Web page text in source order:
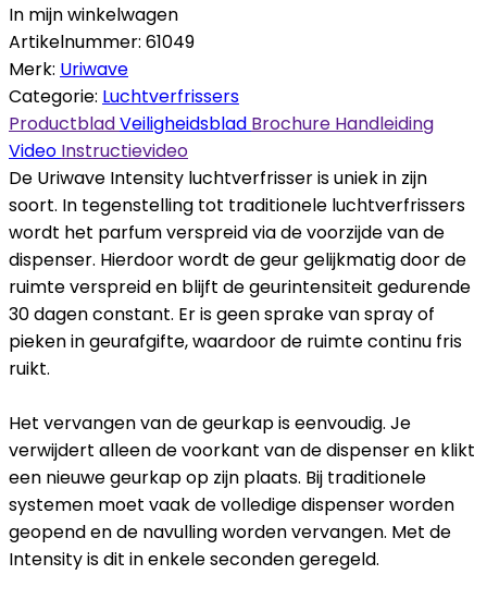
In mijn winkelwagen
Artikelnummer: 61049
Merk: Uriwave
Categorie: Luchtverfrissers
ProductbladVeiligheidsblad Brochure Handleiding
Video Instructievideo
De Uriwave Intensity luchtverfrisser is uniek in zijn
soort. In tegenstelling tot traditionele luchtverfrissers
wordt het parfum verspreid via de voorzijde van de
dispenser. Hierdoor wordt de geur gelijkmatig door de
ruimte verspreid en blijft de geurintensiteit gedurende
30 dagen constant. Er is geen sprake van spray of
pieken in geurafgifte, waardoor de ruimte continu fris
ruikt.
Het vervangen van de geurkap is eenvoudig. Je
verwijdert alleen de voorkant van de dispenser en klikt
een nieuwe geurkap op zijn plaats. Bij traditionele
systemen moet vaak de volledige dispenser worden
geopend en de navulling worden vervangen. Met de
Intensity is dit in enkele seconden geregeld.